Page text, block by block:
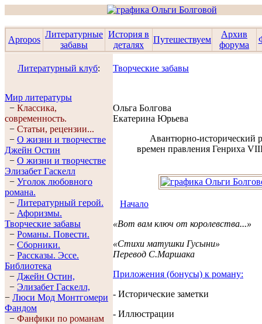
Apropos
Литературные
забавы
История в
деталях
Путешествуем
Архив
форума
Литературный клуб:
Мир литературы
− Классика,
современность.
− Статьи, рецензии...
− О жизни и творчестве
Джейн Остин
− О жизни и творчестве
Элизабет Гaскелл
− Уголок любовного
романа.
− Литературный герой.
− Афоризмы.
Творческие забавы
− Романы. Повести.
− Сборники.
− Рассказы. Эссe.
Библиотека
− Джейн Остин,
− Элизабет Гaскелл,
− Люси Мод Монтгомери
Фандом
− Фанфики по романам
Творческие забавы
Ольга Болгова
Екатерина Юрьева
Авантюрно-исторический
времен правления Генриха
Начало
«Вот вам ключ от королевства...»
«Стихи матушки Гусыни»
Перевод С.Маршака
Приложения (бонусы) к роману:
- Исторические заметки
- Иллюстрации